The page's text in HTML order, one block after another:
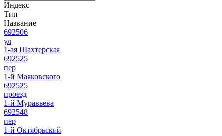
Индекс
Тип
Название
692506
ул
1-ая Шахтерская
692525
пер
1-й Маяковского
692525
проезд
1-й Муравьева
692548
пер
1-й Октябрьский